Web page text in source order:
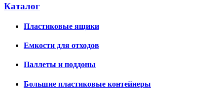
Каталог
Пластиковые ящики
Емкости для отходов
Паллеты и поддоны
Большие пластиковые контейнеры